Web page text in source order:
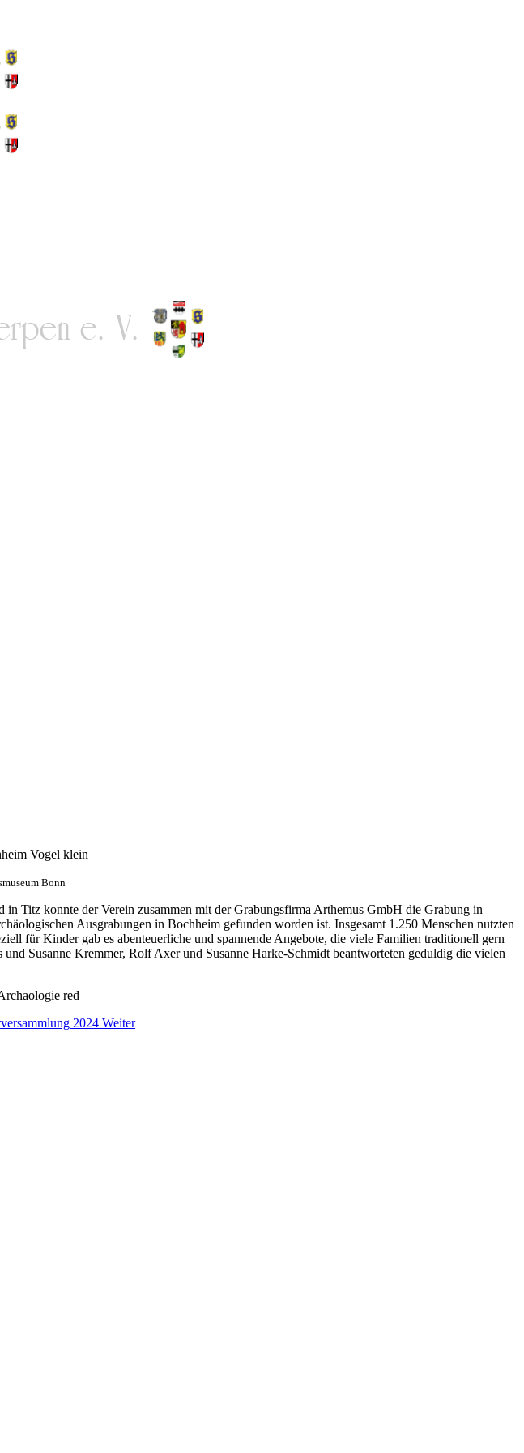
Bonn
Titz konnte der Verein zusammen mit der Grabungsfirma Arthemus GmbH die Grabung in
Ausgrabungen in Bochheim gefunden worden ist. Insgesamt 1.250 Menschen nutzten
für Kinder gab es abenteuerliche und spannende Angebote, die viele Familien traditionell gern
Susanne Kremmer, Rolf Axer und Susanne Harke-Schmidt beantworteten geduldig die vielen
2024 Weiter